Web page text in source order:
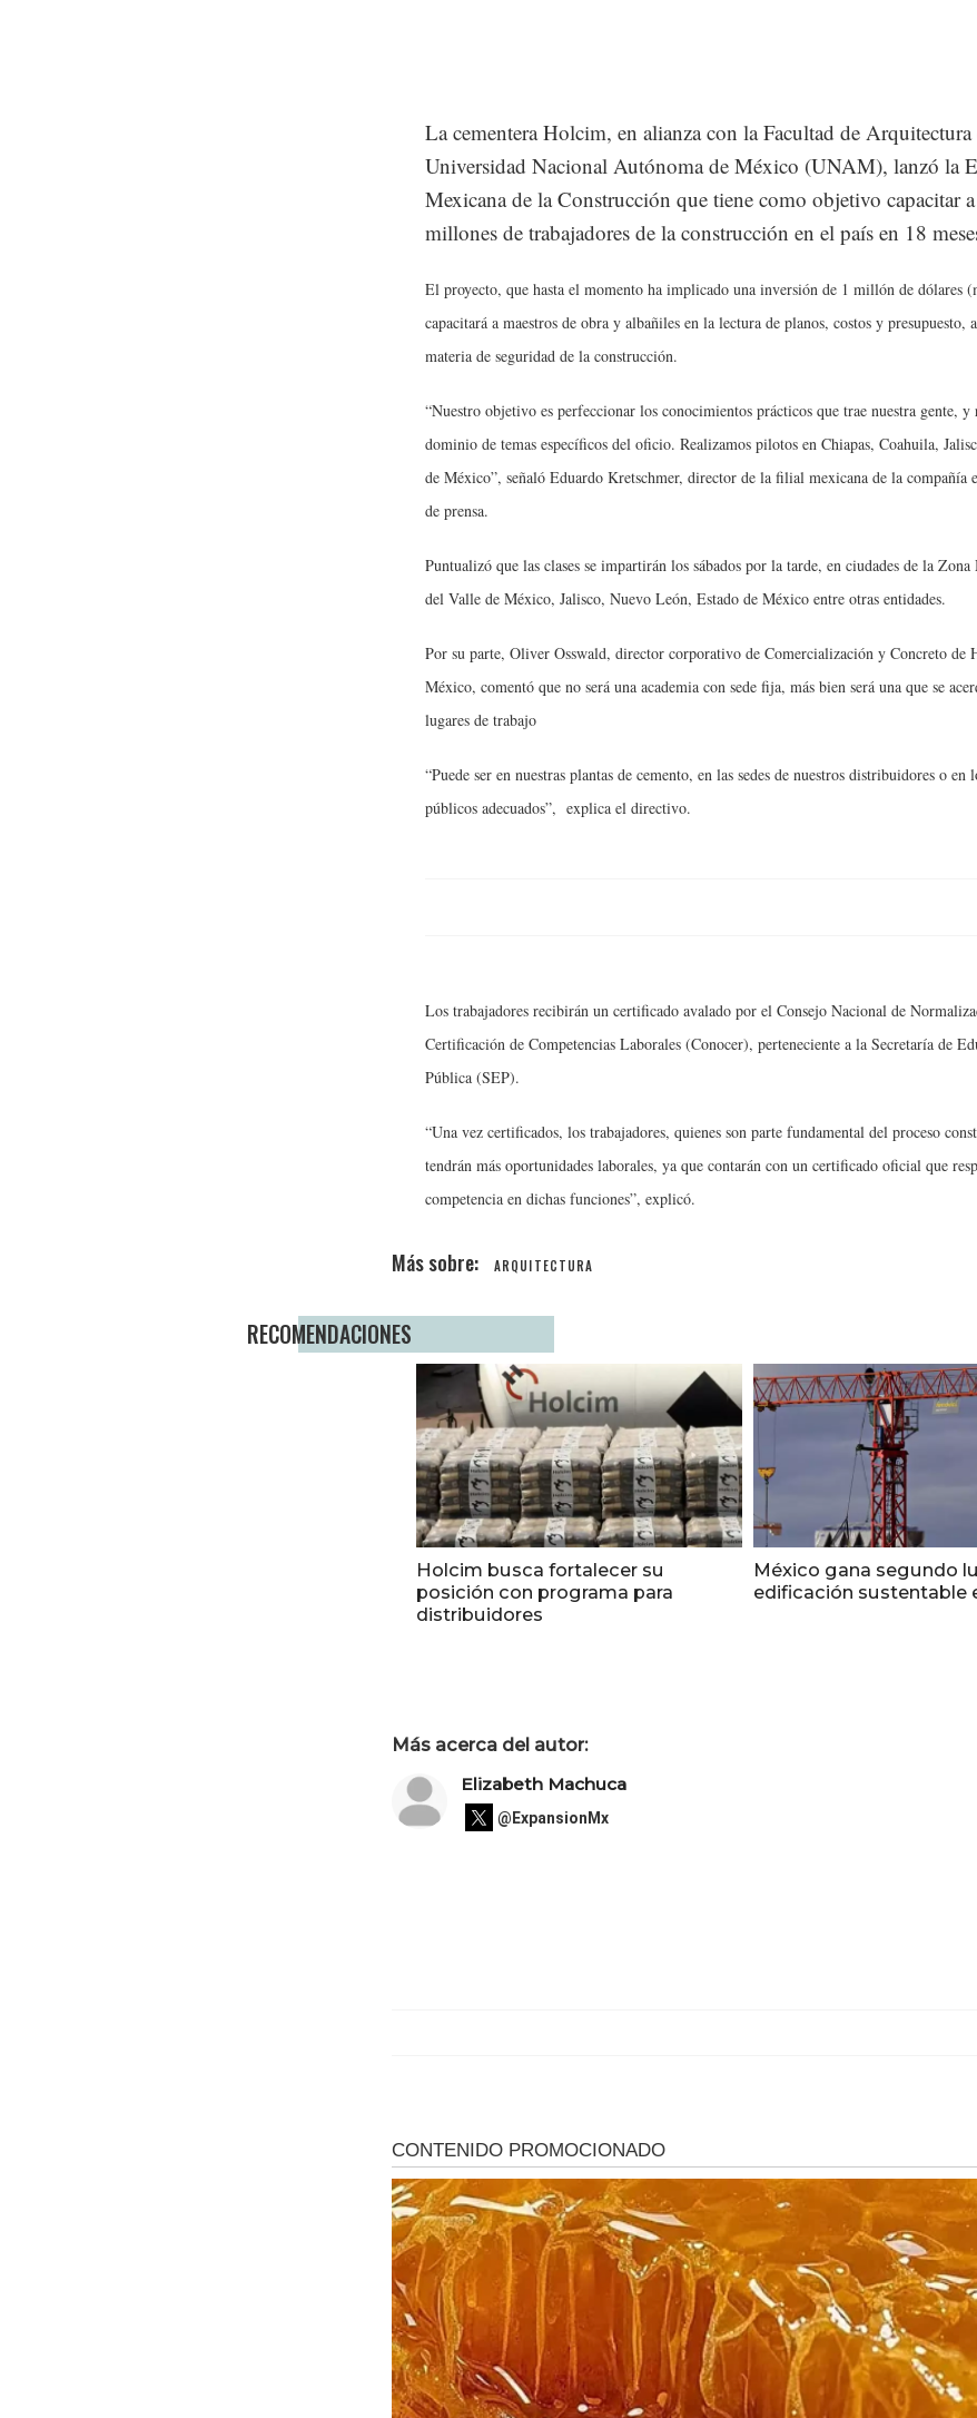
La cementera Holcim, en alianza con la Facultad de Arquitectura
Universidad Nacional Autónoma de México (UNAM), lanzó la
Mexicana de la Construcción que tiene como objetivo capacitar
millones de trabajadores de la construcción en el país en 18
El proyecto, que hasta el momento ha implicado una inversión de 1 millón de dólares
capacitará a maestros de obra y albañiles en la lectura de planos, costos y presupuesto,
materia de seguridad de la construcción.
“Nuestro objetivo es perfeccionar los conocimientos prácticos que trae nuestra gente, y
dominio de temas específicos del oficio. Realizamos pilotos en Chiapas, Coahuila,
de México”, señaló Eduardo Kretschmer, director de la filial mexicana de la compañía
de prensa.
Puntualizó que las clases se impartirán los sábados por la tarde, en ciudades de la
del Valle de México, Jalisco, Nuevo León, Estado de México entre otras entidades.
Por su parte, Oliver Osswald, director corporativo de Comercialización y Concreto de
México, comentó que no será una academia con sede fija, más bien será una que se
lugares de trabajo
“Puede ser en nuestras plantas de cemento, en las sedes de nuestros distribuidores o en
públicos adecuados”, explica el directivo.
Los trabajadores recibirán un certificado avalado por el Consejo Nacional de
Certificación de Competencias Laborales (Conocer), perteneciente a la Secretaría de
Pública (SEP).
“Una vez certificados, los trabajadores, quienes son parte fundamental del proceso
tendrán más oportunidades laborales, ya que contarán con un certificado oficial que
competencia en dichas funciones”, explicó.
ARQUITECTURA
RECOMENDACIONES
Holcim busca fortalecer su
posición con programa para
distribuidores
México gana segundo
edificación sustentable
Más acerca del autor:
Elizabeth Machuca
@ExpansionMx